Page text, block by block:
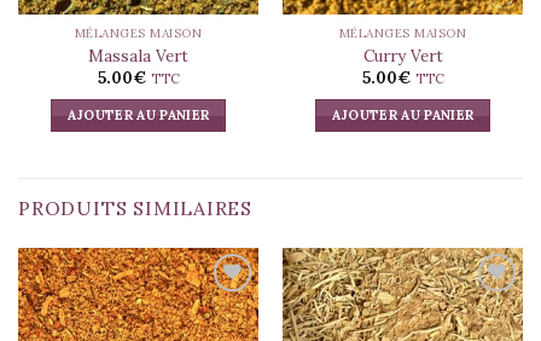
MÉLANGES MAISON
Massala Vert
5.00€ TTC
AJOUTER AU PANIER
MÉLANGES MAISON
Curry Vert
5.00€ TTC
AJOUTER AU PANIER
PRODUITS SIMILAIRES